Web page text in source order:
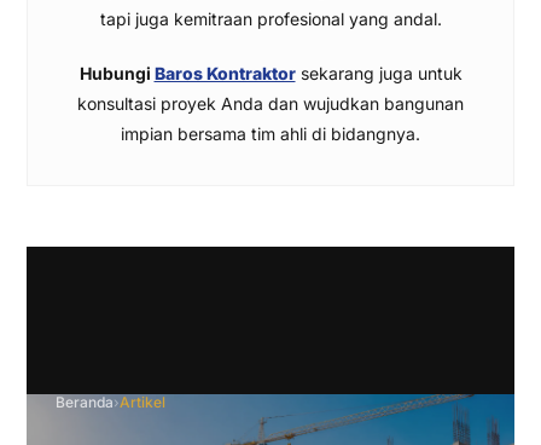
tapi juga kemitraan profesional yang andal.
Hubungi Baros Kontraktorsekarang juga untuk
konsultasi proyek Anda dan wujudkan bangunan
impian bersama tim ahli di bidangnya.
Beranda›Artikel